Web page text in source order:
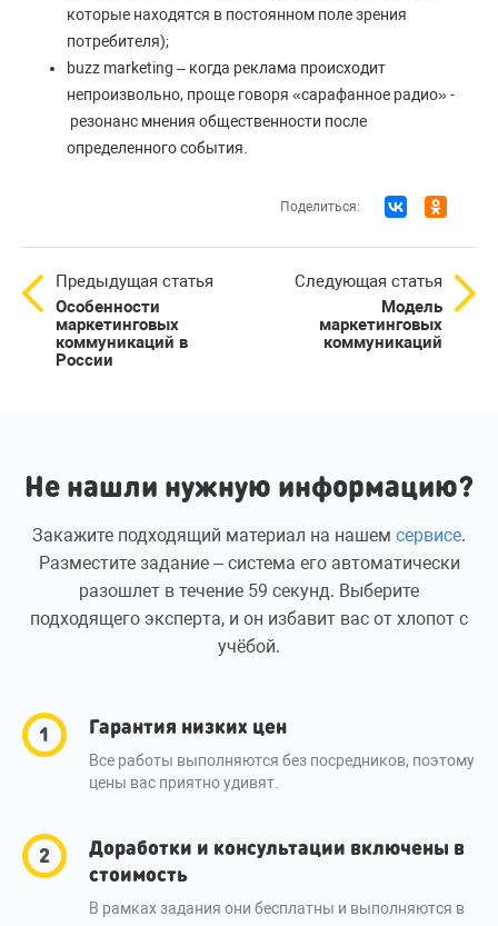
которые находятся в постоянном поле зрения
потребителя);
buzz marketing – когда реклама происходит
непроизвольно, проще говоря «сарафанное радио» -
резонанс мнения общественности после
определенного события.
Поделиться:
Предыдущая статья
Особенности
маркетинговых
коммуникаций в
России
Следующая статья
Модель
маркетинговых
коммуникаций
Не нашли нужную информацию?
Закажите подходящий материал на нашем сервисе.
Разместите задание – система его автоматически
разошлет в течение 59 секунд. Выберите
подходящего эксперта, и он избавит вас от хлопот с
учёбой.
Гарантия низких цен
Все работы выполняются без посредников, поэтому
цены вас приятно удивят.
Доработки и консультации включены в
стоимость
В рамках задания они бесплатны и выполняются в